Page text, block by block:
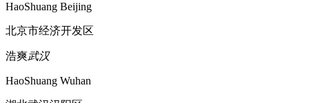
HaoShuang Beijing
北京市经济开发区
浩爽武汉
HaoShuang Wuhan